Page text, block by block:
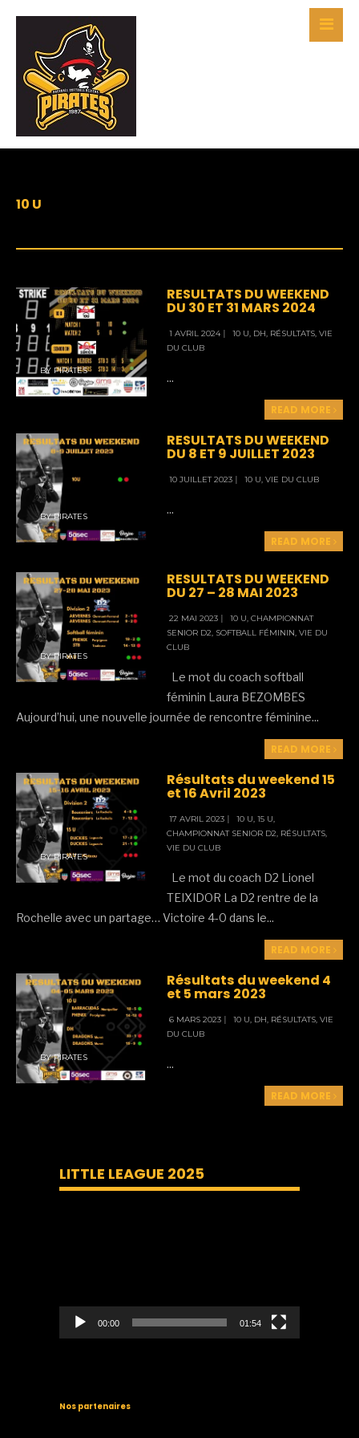
10 U
BY PIRATES
RESULTATS DU WEEKEND
DU 30 ET 31 MARS 2024
1 AVRIL 2024 | 10 U, DH, RÉSULTATS,VIE
DU CLUB
...
READ MORE
BYPIRATES
RESULTATS DU WEEKEND
DU 8 ET 9 JUILLET 2023
10 JUILLET 2023 | 10 U,VIE DU CLUB
...
READ MORE
BYPIRATES
RESULTATS DU WEEKEND
DU 27 – 28 MAI 2023
22 MAI 2023 10 U,CHAMPIONNAT
SENIOR D2, SOFTBALL FÉMININ,VIE DU
CLUB
Le mot du coach softball
féminin Laura BEZOMBES
Aujourd’hui, une nouvelle journée de rencontre féminine...
READ MORE
BYPIRATES
Résultats du weekend 15
et 16 Avril 2023
17 AVRIL 2023 10 U,15 U,
CHAMPIONNAT SENIOR D2, RÉSULTATS,
VIE DU CLUB
Le mot du coach D2 Lionel
TEIXIDOR La D2 rentre de la
Rochelle avec un partage… Victoire 4-0 dans le...
READ MORE
BYPIRATES
Résultats du weekend 4
et 5 mars 2023
6 MARS 2023 10 U, DH, RÉSULTATS,VIE
DU CLUB
...
READ MORE
LITTLE LEAGUE 2025
00:00 01:54
Nos partenaires